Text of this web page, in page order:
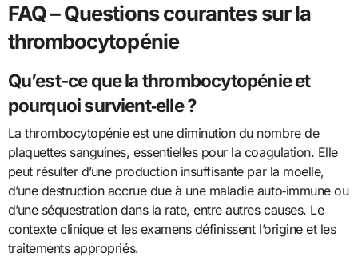
FAQ – Questions courantes sur la
thrombocytopénie
Qu’est-ce que la thrombocytopénie et
pourquoi survient‑elle ?
La thrombocytopénie est une diminution du nombre de
plaquettes sanguines, essentielles pour la coagulation. Elle
peut résulter d’une production insuffisante par la moelle,
d’une destruction accrue due à une maladie auto‑immune ou
d’une séquestration dans la rate, entre autres causes. Le
contexte clinique et les examens définissent l’origine et les
traitements appropriés.